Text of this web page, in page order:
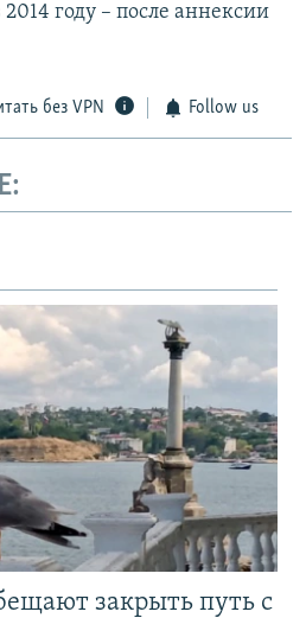
2014 году – после аннексии
без VPN Follow us
закрыть путь с